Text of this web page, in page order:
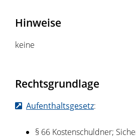
Hinweise
keine
Rechtsgrundlage
Aufenthaltsgesetz:
§ 66 Kostenschuldner;